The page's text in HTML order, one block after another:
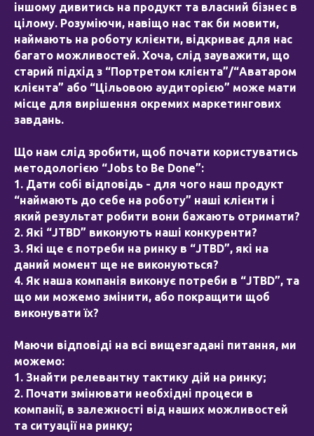
іншому дивитись на продукт та власний бізнес в
цілому. Розуміючи, навіщо нас так би мовити,
наймають на роботу клієнти, відкриває для нас
багато можливостей. Хоча, слід зауважити, що
старий підхід з “Портретом клієнта”/“Аватаром
клієнта” або “Цільовою аудиторією” може мати
місце для вирішення окремих маркетингових
завдань.
Що нам слід зробити, щоб почати користуватись
методологією “Jobs to Be Done”:
1. Дати собі відповідь - для чого наш продукт
“наймають до себе на роботу” наші клієнти і
який результат робити вони бажають отримати?
2. Які “JTBD” виконують наші конкуренти?
3. Які ще є потреби на ринку в “JTBD”, які на
даний момент ще не виконуються?
4. Як наша компанія виконує потреби в “JTBD”, та
що ми можемо змінити, або покращити щоб
виконувати їх?
Маючи відповіді на всі вищезгадані питання, ми
можемо:
1. Знайти релевантну тактику дій на ринку;
2. Почати змінювати необхідні процеси в
компанії, в залежності від наших можливостей
та ситуації на ринку;